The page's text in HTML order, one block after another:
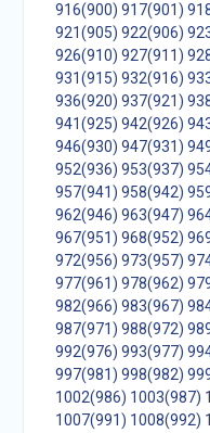
916(900) 917(901)
921(905) 922(906)
926(910) 927(911)
931(915) 932(916)
936(920) 937(921)
941(925) 942(926)
946(930) 947(931)
952(936) 953(937)
957(941) 958(942)
962(946) 963(947)
967(951) 968(952)
972(956) 973(957)
977(961) 978(962)
982(966) 983(967)
987(971) 988(972)
992(976) 993(977)
997(981) 998(982)
1002(986) 1003(987)
1007(991) 1008(992)